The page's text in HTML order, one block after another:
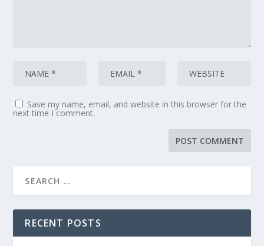
Save my name, email, and website in this browser for the
next time I comment.
RECENT POSTS